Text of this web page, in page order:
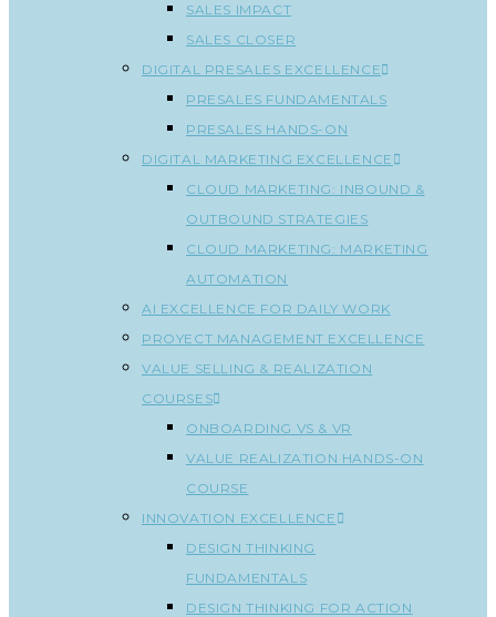
SALES IMPACT
SALES CLOSER
DIGITAL PRESALES EXCELLENCE
PRESALES FUNDAMENTALS
PRESALES HANDS-ON
DIGITAL MARKETING EXCELLENCE
CLOUD MARKETING: INBOUND &
OUTBOUND STRATEGIES
CLOUD MARKETING: MARKETING
AUTOMATION
AI EXCELLENCE FOR DAILY WORK
PROYECT MANAGEMENT EXCELLENCE
VALUE SELLING & REALIZATION
COURSES
ONBOARDING VS & VR
VALUE REALIZATION HANDS-ON
COURSE
INNOVATION EXCELLENCE
DESIGN THINKING
FUNDAMENTALS
DESIGN THINKING FOR ACTION